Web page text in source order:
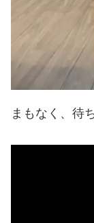
まもなく、待